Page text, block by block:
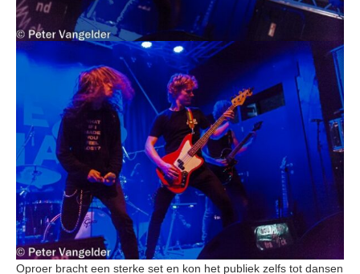
Oproer bracht een sterke set en kon het publiek zelfs tot dansen